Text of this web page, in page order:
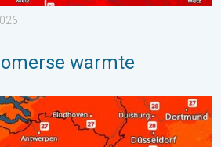
warmte
van de week. Bijna overal zomers